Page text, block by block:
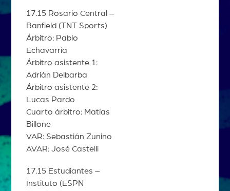
17.15 Rosario Central –
Banfield (TNT Sports)
Árbitro: Pablo
Echavarría
Árbitro asistente 1:
Adrián Delbarba
Árbitro asistente 2:
Lucas Pardo
Cuarto árbitro: Matías
Billone
VAR: Sebastián Zunino
AVAR: José Castelli
17.15 Estudiantes –
Instituto (ESPN